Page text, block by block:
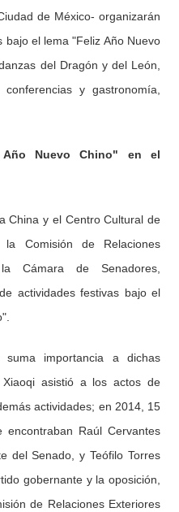
de México- organizarán
bajo el lema "Feliz Año Nuevo
del Dragón y del León,
y gastronomía,
Año Nuevo Chino" en el
China y el Centro Cultural de
Comisión de Relaciones
Cámara de Senadores,
actividades festivas bajo el
suma importancia a dichas
asistió a los actos de
actividades; en 2014, 15
Raúl Cervantes
del Senado, y Teófilo Torres
gobernante y la oposición,
de Relaciones Exteriores